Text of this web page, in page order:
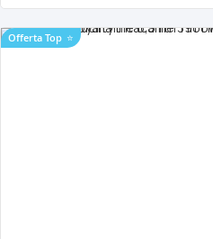
Offerta Top ⭐